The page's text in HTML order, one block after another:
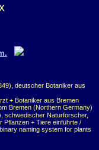
deutscher Botaniker aus
+ Botaniker aus Bremen
Bremen (Northern Germany)
schwedischer Naturforscher,
Pflanzen + Tiere einführte /
naming system for plants